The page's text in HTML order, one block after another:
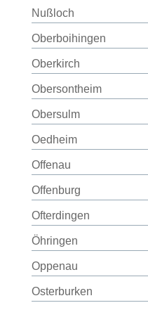
Nußloch
Oberboihingen
Oberkirch
Obersontheim
Obersulm
Oedheim
Offenau
Offenburg
Ofterdingen
Öhringen
Oppenau
Osterburken